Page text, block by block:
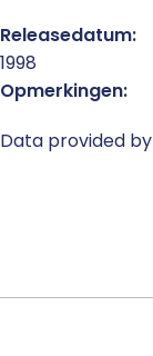
Releasedatum:
1998
Opmerkingen:
Data provided